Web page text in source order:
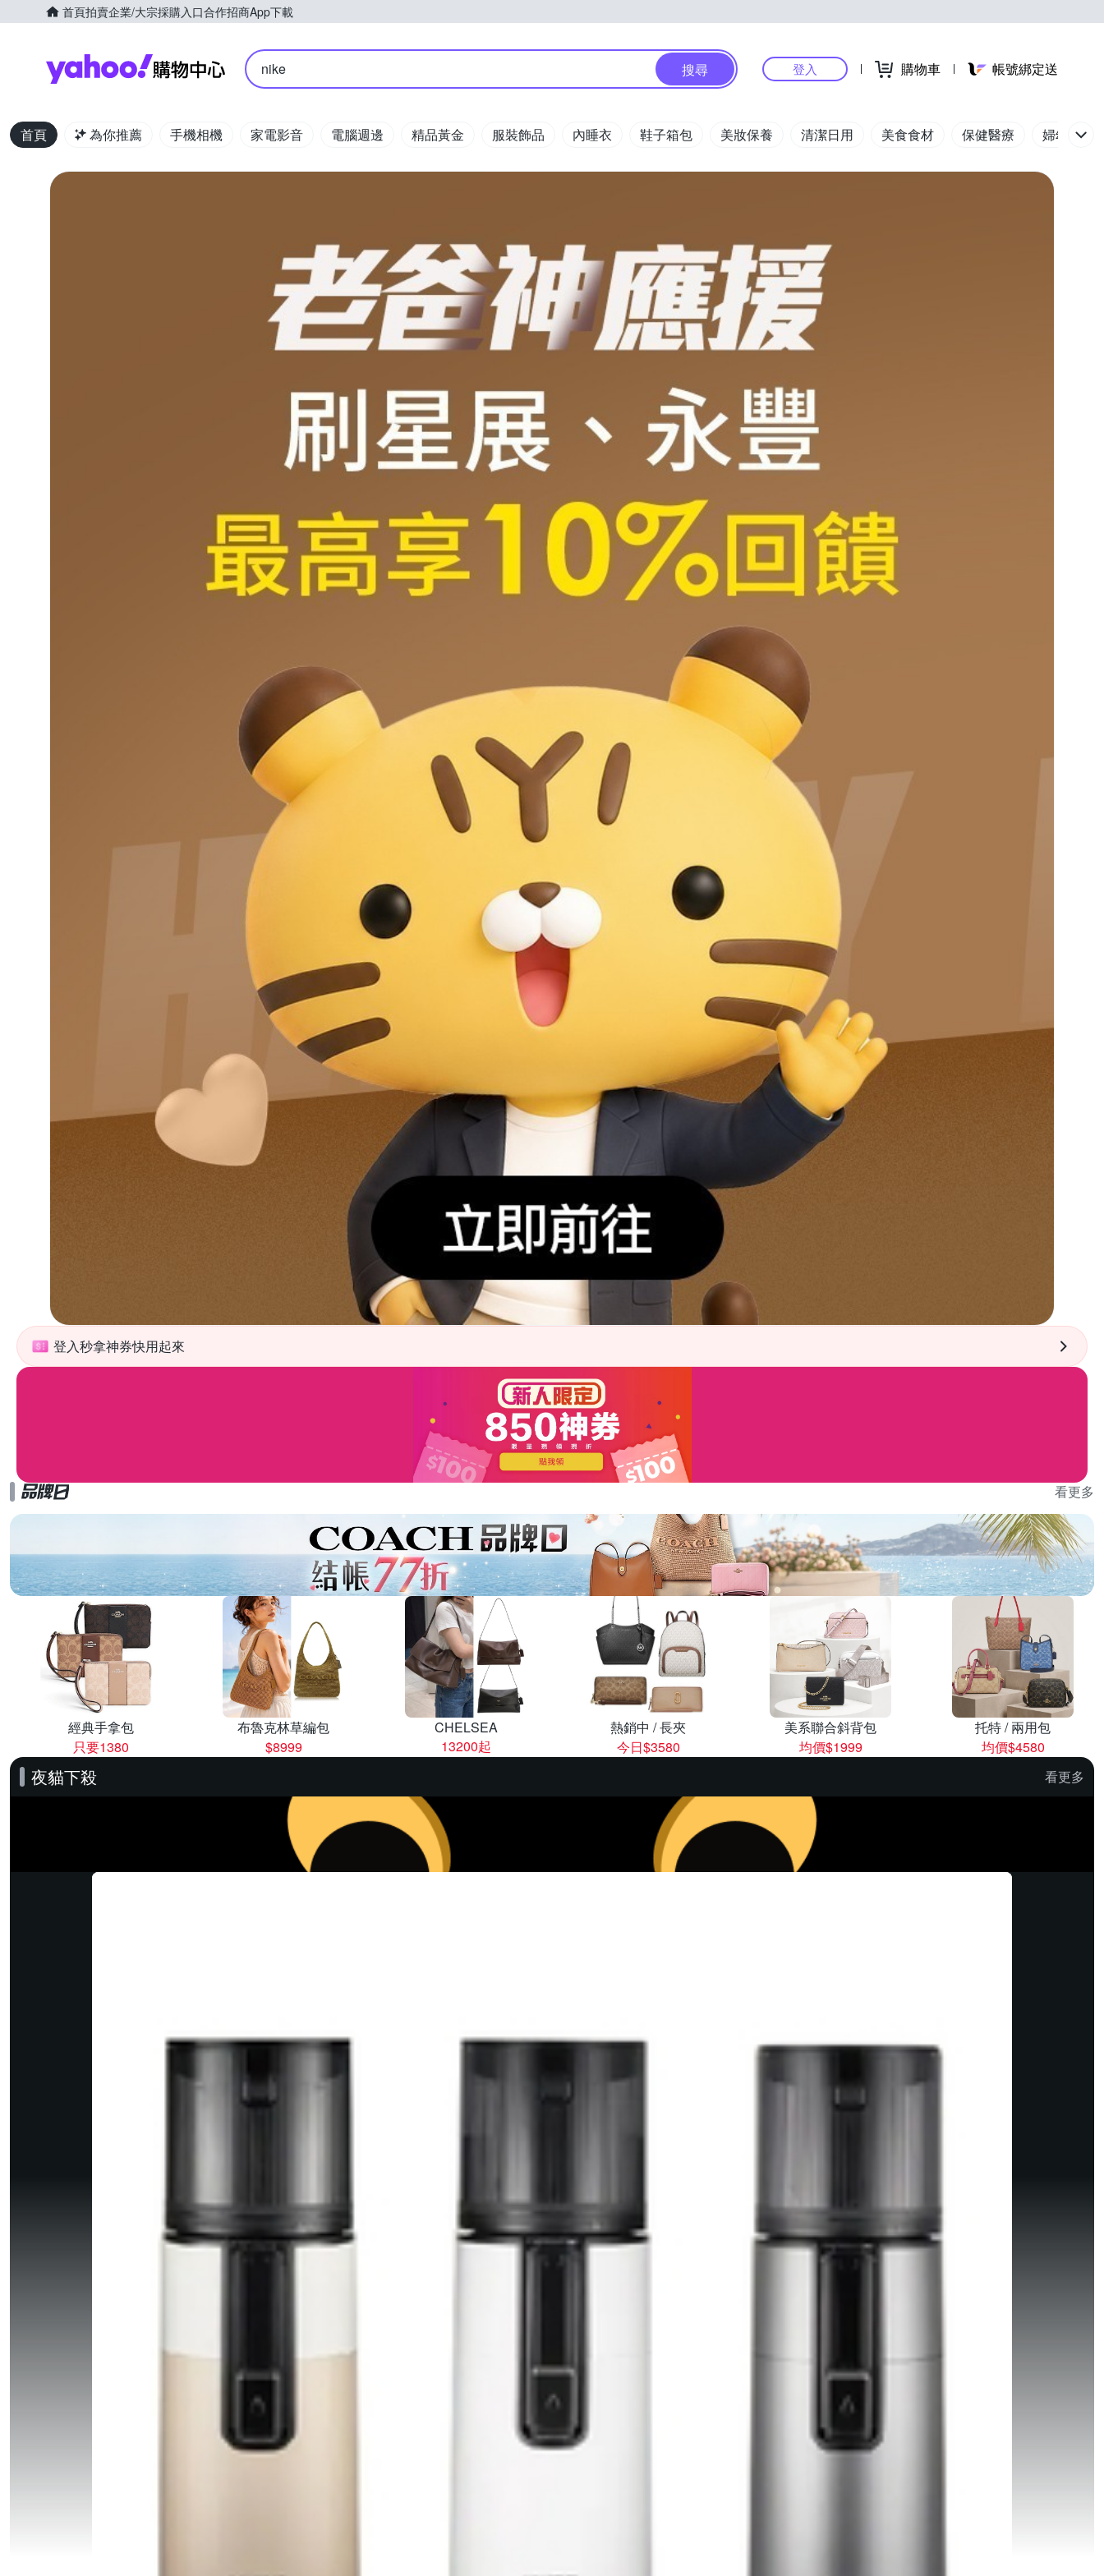
首頁拍賣企業/大宗採購入口合作招商App下載
Yahoo購物中心
nike 搜尋 登入 購物車 帳號綁定送
首頁 為你推薦 手機相機 家電影音 電腦週邊 精品黃金 服裝飾品 內睡衣 鞋子箱包 美妝保養 清潔日用 美食食材 保健醫療 婦幼玩具
登入秒拿神券快用起來
看更多
經典手拿包
只要1380
布魯克林草編包
$8999
CHELSEA
13200起
熱銷中 / 長夾
今日$3580
美系聯合斜背包
均價$1999
托特 / 兩用包
均價$4580
夜貓下殺 看更多